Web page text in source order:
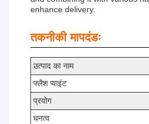
enhance delivery.
तकनीकी मापदंडः
उत्पाद का नाम
फ्लैश प्वाइंट
प्रयोग
घनत्व